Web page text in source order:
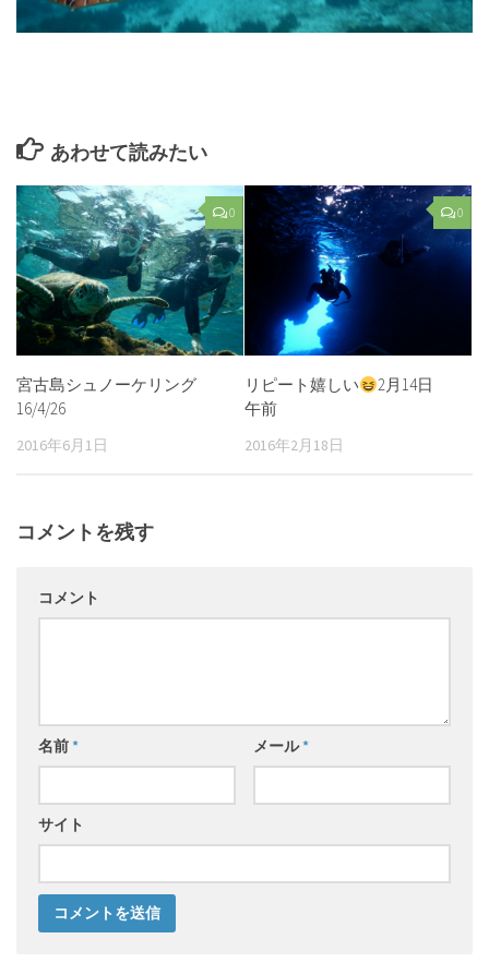
あわせて読みたい
0
宮古島シュノーケリング
16/4/26
2016年6月1日
0
リピート嬉しい
2月14日
午前
2016年2月18日
コメントを残す
コメント
名前* メール*
サイト